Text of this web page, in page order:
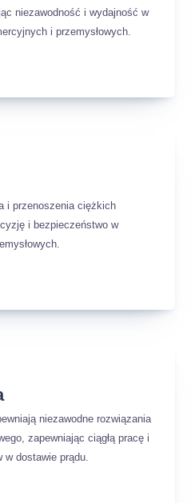
niezawodność i wydajność w
i przemysłowych.
i przenoszenia ciężkich
i bezpieczeństwo w
niezawodne rozwiązania
zapewniając ciągłą pracę i
w dostawie prądu.